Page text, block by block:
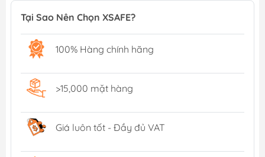
Tại Sao Nên Chọn XSAFE?
100% Hàng chính hãng
>15,000 mặt hàng
Giá luôn tốt - Đầy đủ VAT